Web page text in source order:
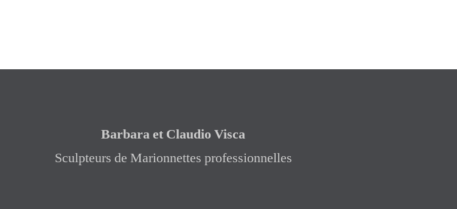
Barbara et Claudio Visca
Sculpteurs de Marionnettes professionnelles